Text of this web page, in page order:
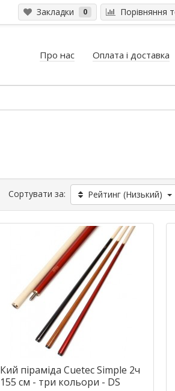
Закладки 0 Порівняння
Про нас Оплата і доставка
Сортувати за: Рейтинг (Низький)
Кий піраміда Cuetec Simple 2ч
155 см - три кольори - DS